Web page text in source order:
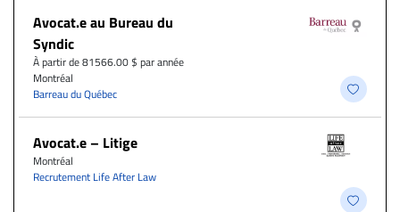
Avocat.e au Bureau du
Syndic
À partir de 81566.00 $ par année
Montréal
Barreau du Québec
Avocat.e – Litige
Montréal
Recrutement Life After Law